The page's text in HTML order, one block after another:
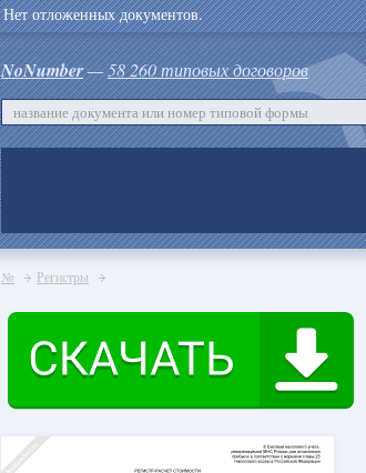
Нет отложенных документов.
NoNumber—58 260 типовых договоров
№ Регистры